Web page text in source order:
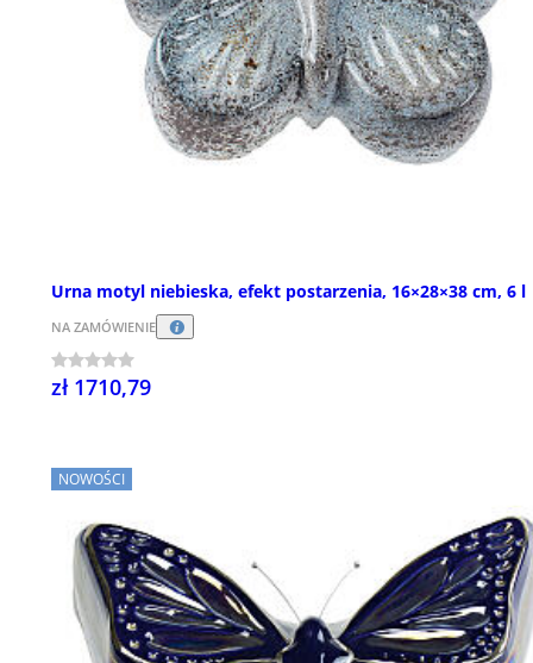
Urna motyl niebieska, efekt postarzenia, 16×28×38 cm, 6 l
NA ZAMÓWIENIE
zł 1710,79
NOWOŚCI